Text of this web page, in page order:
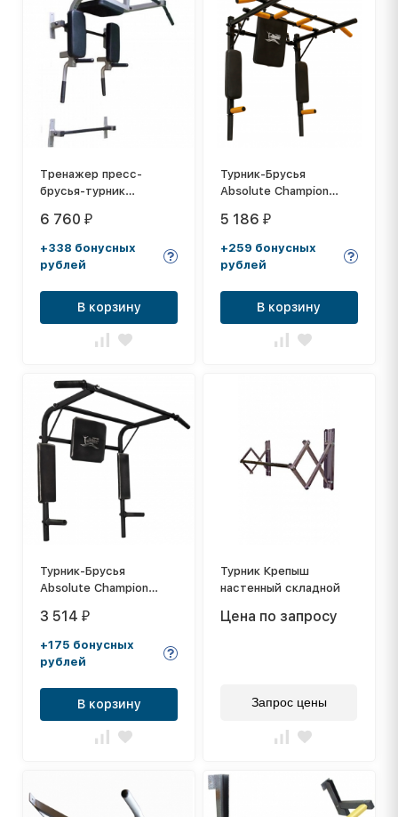
Тренажер пресс-
брусья-турник
6 760₽
+338 бонусных
рублей
В корзину
Турник-Брусья
Absolute Champion
5 186₽
+259 бонусных
рублей
В корзину
Турник-Брусья
Absolute Champion
3 514₽
+175 бонусных
рублей
В корзину
Турник Крепыш
настенный складной
Цена по запросу
Запрос цены